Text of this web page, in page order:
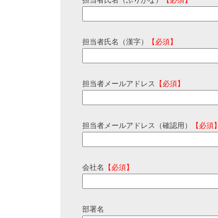
担当者氏名（漢字） 【必須】
担当者メールアドレス 【必須】
担当者メールアドレス（確認用） 【必須
会社名 【必須】
部署名